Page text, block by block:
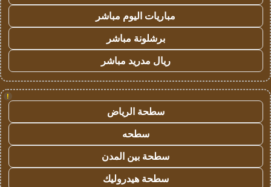
مباريات اليوم مباشر
برشلونة مباشر
ريال مدريد مباشر
!
سطحة الرياض
سطحه
سطحة بين المدن
سطحة هيدروليك